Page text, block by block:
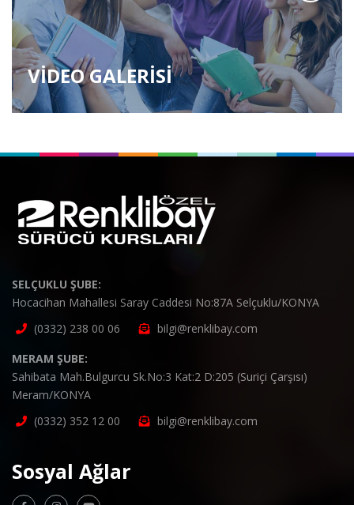
VİDEO GALERİSİ
SELÇUKLU ŞUBE:
Hocacihan Mahallesi Saray Caddesi No:87A Selçuklu/KONYA
(0332) 238 00 06
bilgi@renklibay.com
MERAM ŞUBE:
Sahibata Mah.Bulgurcu Sk.No:3 Kat:2 D:205 (Suriçi Çarşısı)
Meram/KONYA
(0332) 352 12 00
bilgi@renklibay.com
Sosyal Ağlar